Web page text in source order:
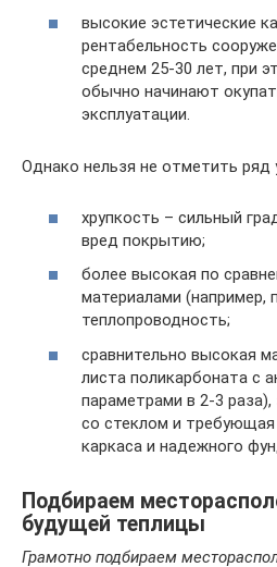
высокие эстетические
рентабельность
среднем 25-30 лет, при
обычно начинают
эксплуатации.
Однако нельзя не отметить ряд
хрупкость – сильный
вред покрытию;
более высокая по
материалами (например,
теплопроводность;
сравнительно высокая
листа поликарбоната с
параметрами в 2-3
со стеклом и требующая
каркаса и надежного
Подбираем
будущей теплицы
Грамотно подбираем